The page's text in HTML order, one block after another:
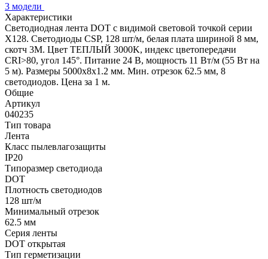
3 модели
Характеристики
Светодиодная лента DOT с видимой световой точкой серии
X128. Светодиоды CSP, 128 шт/м, белая плата шириной 8 мм,
скотч 3M. Цвет ТЕПЛЫЙ 3000K, индекс цветопередачи
CRI>80, угол 145°. Питание 24 В, мощность 11 Вт/м (55 Вт на
5 м). Размеры 5000х8х1.2 мм. Мин. отрезок 62.5 мм, 8
светодиодов. Цена за 1 м.
Общие
Артикул
040235
Тип товара
Лента
Класс пылевлагозащиты
IP20
Типоразмер светодиода
DOT
Плотность светодиодов
128 шт/м
Минимальный отрезок
62.5 мм
Серия ленты
DOT открытая
Тип герметизации